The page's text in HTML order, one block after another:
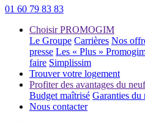
01 60 79 83 83
Choisir PROMOGIM
Le Groupe Carrières Nos
presse Les « Plus »
faire Simplissim
Trouver votre logement
Profiter des avantages du neuf
Budget maîtrisé Garanties du
Nous contacter